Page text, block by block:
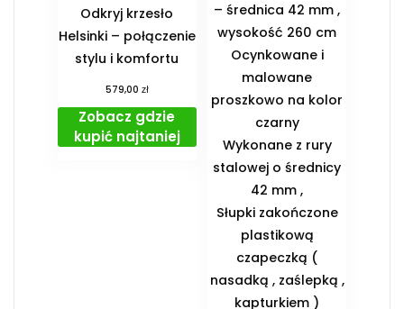
Odkryj krzesło
Helsinki – połączenie
stylu i komfortu
579,00 zł
Zobacz gdzie
kupić najtaniej
– średnica 42 mm ,
wysokość 260 cm
Ocynkowane i
malowane
proszkowo na kolor
czarny
Wykonane z rury
stalowej o średnicy
42 mm ,
Słupki zakończone
plastikową
czapeczką (
nasadką , zaślepką ,
kapturkiem )